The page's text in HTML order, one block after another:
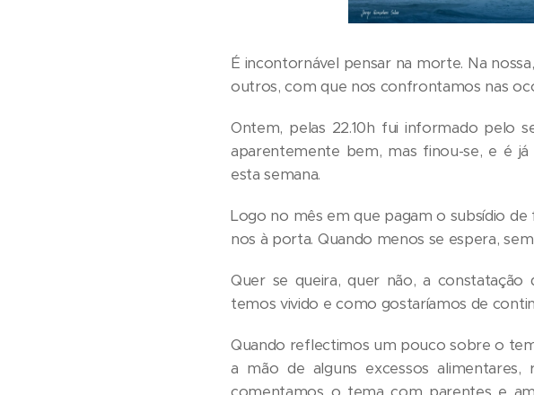
É incontornável pensar na morte. Na
outros, com que nos confrontamos nas
Ontem, pelas 22.10h fui informado pelo
aparentemente bem, mas finou-se, e é
esta semana.
Logo no mês em que pagam o subsídio
nos à porta. Quando menos se espera,
Quer se queira, quer não, a constatação
temos vivido e como gostaríamos de
Quando reflectimos um pouco sobre o
a mão de alguns excessos